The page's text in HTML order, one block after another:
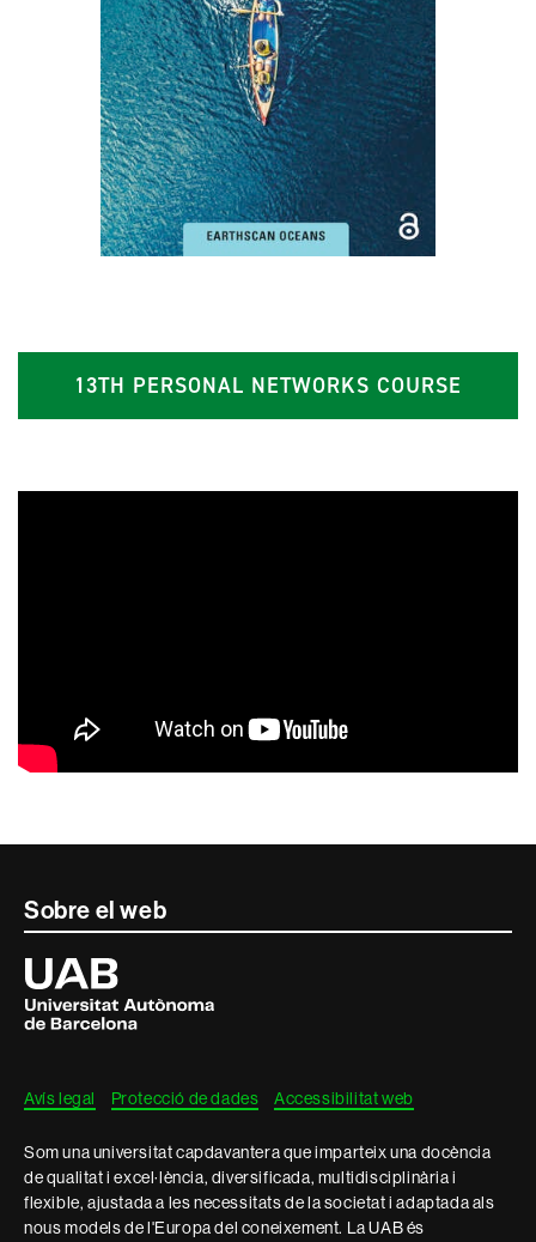
13TH PERSONAL NETWORKS COURSE
Contacte
informació
legal
Sobre el web
Universitat
Autònoma
de
Barcelona
Avís legal Protecció de dades Accessibilitat web
Som una universitat capdavantera que imparteix una docència
de qualitat i excel·lència, diversificada, multidisciplinària i
flexible, ajustada a les necessitats de la societat i adaptada als
nous models de l'Europa del coneixement. La UAB és